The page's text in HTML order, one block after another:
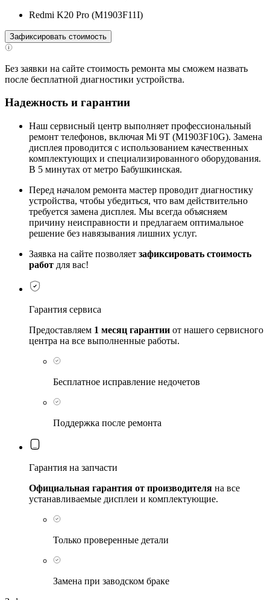
Redmi K20 Pro (M1903F11I)
Зафиксировать стоимость
Без заявки на сайте стоимость ремонта мы сможем назвать
после бесплатной диагностики устройства.
Надежность и гарантии
Наш сервисный центр выполняет профессиональный
ремонт телефонов, включая Mi 9T (M1903F10G). Замена
дисплея проводится с использованием качественных
комплектующих и специализированного оборудования.
В 5 минутах от метро Бабушкинская.
Перед началом ремонта мастер проводит диагностику
устройства, чтобы убедиться, что вам действительно
требуется замена дисплея. Мы всегда объясняем
причину неисправности и предлагаем оптимальное
решение без навязывания лишних услуг.
Заявка на сайте позволяет зафиксировать стоимость
работ для вас!
Гарантия сервиса
Предоставляем 1 месяц гарантии от нашего сервисного
центра на все выполненные работы.
Бесплатное исправление недочетов
Поддержка после ремонта
Гарантия на запчасти
Официальная гарантия от производителя на все
устанавливаемые дисплеи и комплектующие.
Только проверенные детали
Замена при заводском браке